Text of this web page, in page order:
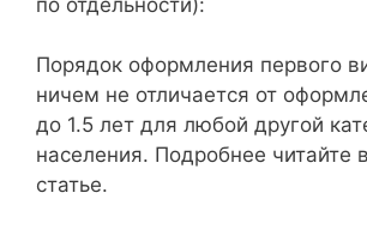
Порядок оформления первого
ничем не отличается от
до 1.5 лет для любой другой
населения. Подробнее читайте
статье.